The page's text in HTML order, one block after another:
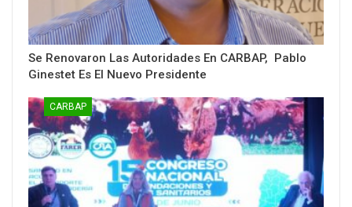
Se Renovaron Las Autoridades En CARBAP, Pablo
Ginestet Es El Nuevo Presidente
CARBAP